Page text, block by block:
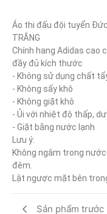
Áo thi đấu đội tuyển Đức
TRẮNG
Chính hang Adidas cao
đầy đủ kích thước
- Không sử dụng chất
- Không sấy khô
- Không giặt khô
- Ủi với nhiệt độ thấp,
- Giặt bằng nước lạnh
Lưu ý:
Không ngâm trong
đêm.
Lật ngược mặt bên
Sản phẩm trước